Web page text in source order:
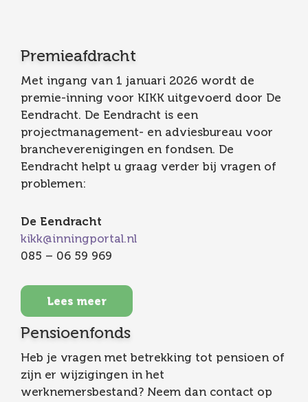
Premieafdracht
Met ingang van 1 januari 2026 wordt de
premie-inning voor KIKK uitgevoerd door De
Eendracht. De Eendracht is een
projectmanagement- en adviesbureau voor
brancheverenigingen en fondsen. De
Eendracht helpt u graag verder bij vragen of
problemen:
De Eendracht
kikk@inningportal.nl
085 – 06 59 969
Lees meer
Pensioenfonds
Heb je vragen met betrekking tot pensioen of
zijn er wijzigingen in het
werknemersbestand? Neem dan contact op